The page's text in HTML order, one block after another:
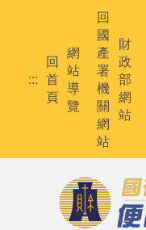
:::
回
首
頁
網
站
導
覽
回
國
產
署
機
關
網
站
財
政
部
網
站